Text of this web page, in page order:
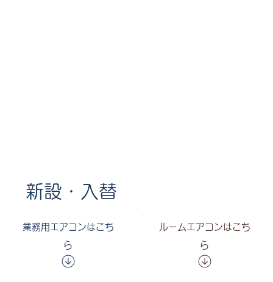
新設・入替
ルームエアコンはこち
ら
業務用エアコンはこち
ら